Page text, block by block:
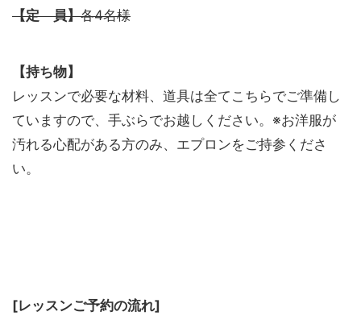
【定 員】各4名様
【持ち物】
レッスンで必要な材料、道具は全てこちらでご準備し
ていますので、手ぶらでお越しください。※お洋服が
汚れる心配がある方のみ、エプロンをご持参くださ
い。
[レッスンご予約の流れ]